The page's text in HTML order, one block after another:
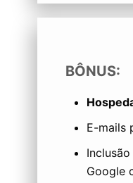
BÔNUS:
E-mails
Google